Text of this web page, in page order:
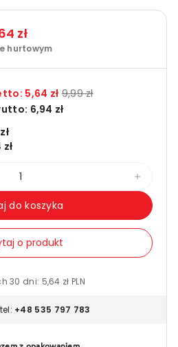
zł
hurtowym
5,64 zł 9,99 zł
6,94 zł
ilość
dla
do koszyka
o produkt
30 dni: 5,64 zł PLN
tel: +48 535 797 783